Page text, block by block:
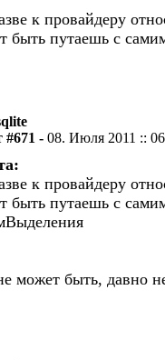
к провайдеру
быть путаешь с
#671 - 08. Июля 2011 ::
к провайдеру
быть путаешь с
может быть, давно